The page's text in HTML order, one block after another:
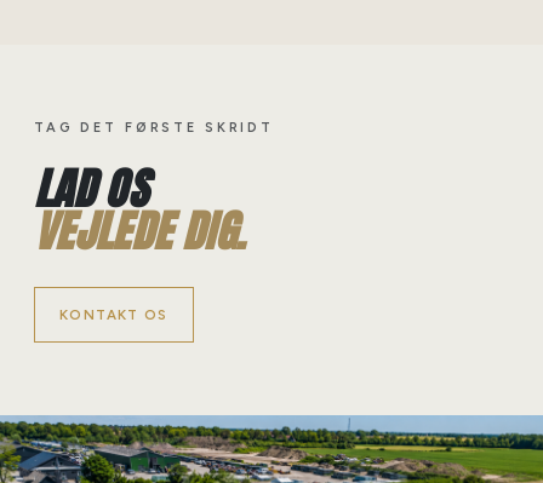
TAG DET FØRSTE SKRIDT
LAD OS
VEJLEDE DIG.
KONTAKT OS